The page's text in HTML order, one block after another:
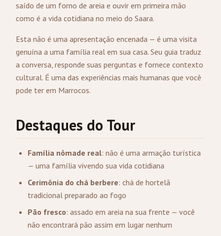
saído de um forno de areia e ouvir em primeira mão
como é a vida cotidiana no meio do Saara.
Esta não é uma apresentação encenada — é uma visita
genuína a uma família real em sua casa. Seu guia traduz
a conversa, responde suas perguntas e fornece contexto
cultural. É uma das experiências mais humanas que você
pode ter em Marrocos.
Destaques do Tour
Família nômade real: não é uma armação turística
— uma família vivendo sua vida cotidiana
Cerimônia do chá berbere: chá de hortelã
tradicional preparado ao fogo
Pão fresco: assado em areia na sua frente — você
não encontrará pão assim em lugar nenhum